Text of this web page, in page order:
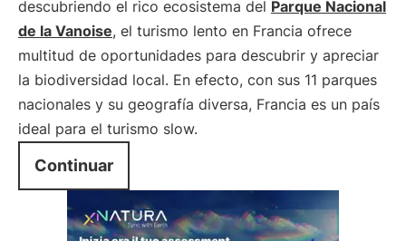
descubriendo el rico ecosistema del Parque Nacional
de la Vanoise, el turismo lento en Francia ofrece
multitud de oportunidades para descubrir y apreciar
la biodiversidad local. En efecto, con sus 11 parques
nacionales y su geografía diversa, Francia es un país
ideal para el turismo slow.
Continuar